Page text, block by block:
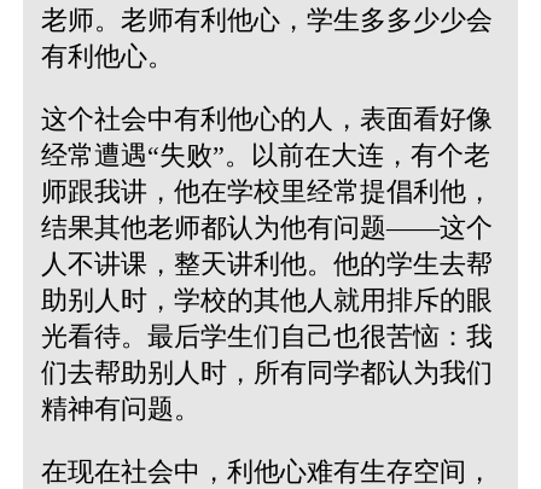
老师。老师有利他心，学生多多少少会
有利他心。
这个社会中有利他心的人，表面看好像
经常遭遇“失败”。以前在大连，有个老
师跟我讲，他在学校里经常提倡利他，
结果其他老师都认为他有问题——这个
人不讲课，整天讲利他。他的学生去帮
助别人时，学校的其他人就用排斥的眼
光看待。最后学生们自己也很苦恼：我
们去帮助别人时，所有同学都认为我们
精神有问题。
在现在社会中，利他心难有生存空间，